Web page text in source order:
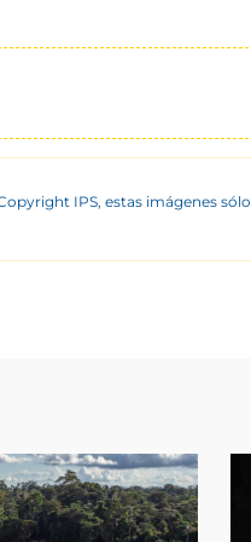
IPS, estas imágenes sólo